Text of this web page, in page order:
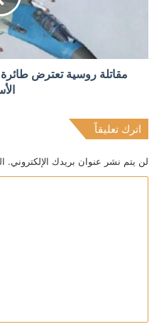
مقاتلة روسية تعترض طائرة
اترك تعليقاً
لن يتم نشر عنوان بريدك الإلكتروني.